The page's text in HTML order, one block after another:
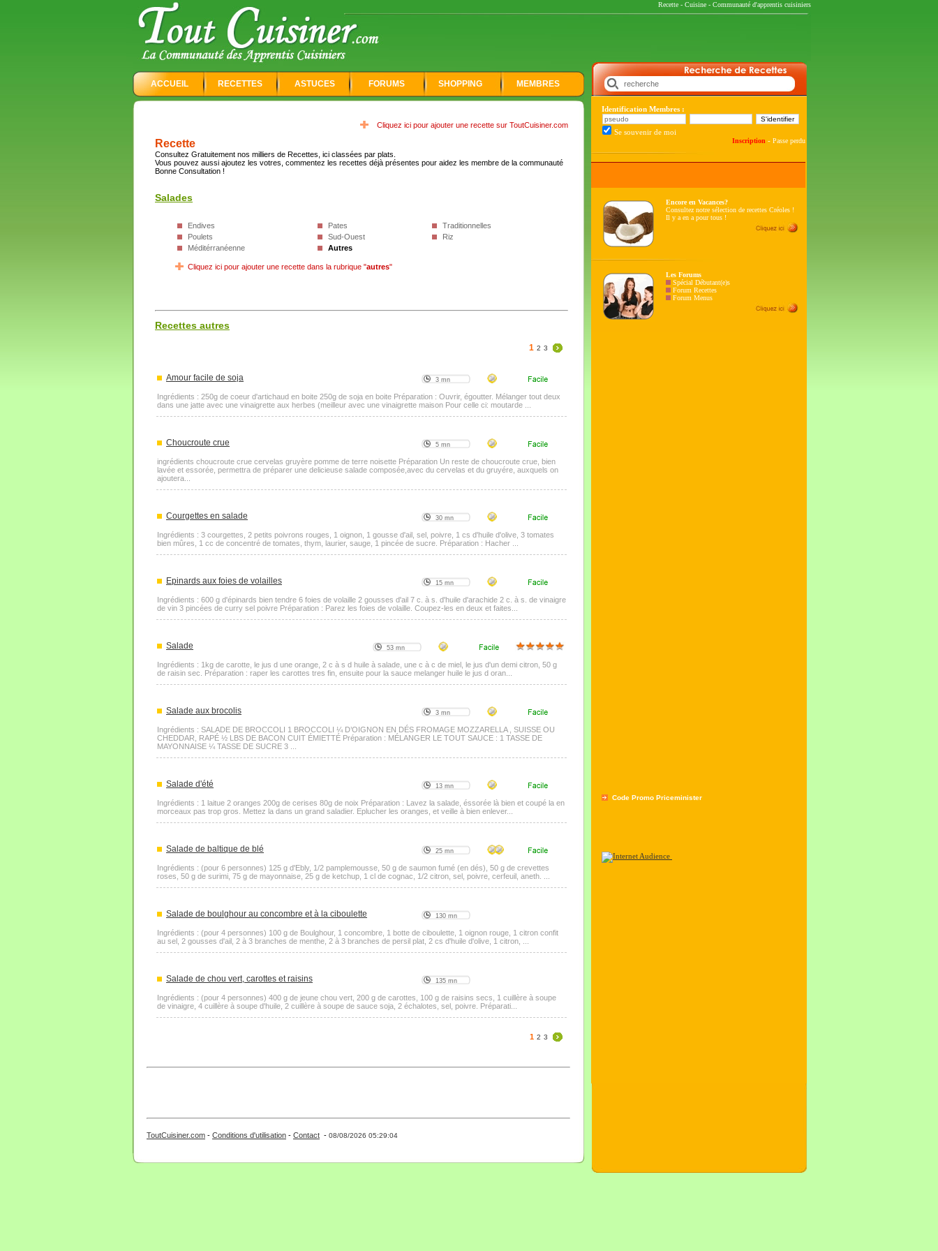
Recette - Cuisine - Communauté d'apprentis cuisiniers
ACCUEIL RECETTES ASTUCES FORUMS SHOPPING MEMBRES
Identification Membres :
Se souvenir de moi
Inscription - Passe perdu
Encore en Vacances?
Consultez notre sélection de recettes Créoles !
Il y a en a pour tous !
Les Forums
Spécial Débutant(e)s
Forum Recettes
Forum Menus
Cliquez ici pour ajouter une recette sur ToutCuisiner.com
Recette
Consultez Gratuitement nos milliers de Recettes, ici classées par plats.
Vous pouvez aussi ajoutez les votres, commentez les recettes déjà présentes pour aidez les membre de la communauté
Bonne Consultation !
Salades
Endives Pates
Traditionnelles
Poulets
Sud-Ouest
Riz
Méditérranéenne
Autres
Cliquez ici pour ajouter une recette dans la rubrique "autres"
Recettes autres
1 2 3
Amour facile de soja 3 mn
Ingrédients : 250g de coeur d'artichaud en boite 250g de soja en boite Préparation : Ouvrir, égoutter. Mélanger tout deux
dans une jatte avec une vinaigrette aux herbes (meilleur avec une vinaigrette maison Pour celle ci: moutarde ...
Choucroute crue 5 mn
ingrédients choucroute crue cervelas gruyère pomme de terre noisette Préparation Un reste de choucroute crue, bien
lavée et essorée, permettra de préparer une delicieuse salade composée,avec du cervelas et du gruyére, auxquels on
ajoutera...
Courgettes en salade 30 mn
Ingrédients : 3 courgettes, 2 petits poivrons rouges, 1 oignon, 1 gousse d'ail, sel, poivre, 1 cs d'huile d'olive, 3 tomates
bien mûres, 1 cc de concentré de tomates, thym, laurier, sauge, 1 pincée de sucre. Préparation : Hacher ...
Epinards aux foies de volailles 15 mn
Ingrédients : 600 g d'épinards bien tendre 6 foies de volaille 2 gousses d'ail 7 c. à s. d'huile d'arachide 2 c. à s. de vinaigre
de vin 3 pincées de curry sel poivre Préparation : Parez les foies de volaille. Coupez-les en deux et faites...
Salade 53 mn
Ingrédients : 1kg de carotte, le jus d une orange, 2 c à s d huile à salade, une c à c de miel, le jus d'un demi citron, 50 g
de raisin sec. Préparation : raper les carottes tres fin, ensuite pour la sauce melanger huile le jus d oran...
Salade aux brocolis 3 mn
Ingrédients : SALADE DE BROCCOLI 1 BROCCOLI ¼ D’OIGNON EN DÉS FROMAGE MOZZARELLA , SUISSE OU
CHEDDAR, RAPÉ ½ LBS DE BACON CUIT ÉMIETTÉ Préparation : MÉLANGER LE TOUT SAUCE : 1 TASSE DE
MAYONNAISE ¼ TASSE DE SUCRE 3 ...
Salade d'été 13 mn
Ingrédients : 1 laitue 2 oranges 200g de cerises 80g de noix Préparation : Lavez la salade, éssorée là bien et coupé la en
morceaux pas trop gros. Mettez la dans un grand saladier. Eplucher les oranges, et veille à bien enlever...
Salade de baltique de blé 25 mn
Ingrédients : (pour 6 personnes) 125 g d'Ebly, 1/2 pamplemousse, 50 g de saumon fumé (en dés), 50 g de crevettes
roses, 50 g de surimi, 75 g de mayonnaise, 25 g de ketchup, 1 cl de cognac, 1/2 citron, sel, poivre, cerfeuil, aneth. ...
Salade de boulghour au concombre et à la ciboulette 130 mn
Ingrédients : (pour 4 personnes) 100 g de Boulghour, 1 concombre, 1 botte de ciboulette, 1 oignon rouge, 1 citron confit
au sel, 2 gousses d'ail, 2 à 3 branches de menthe, 2 à 3 branches de persil plat, 2 cs d'huile d'olive, 1 citron, ...
Salade de chou vert, carottes et raisins 135 mn
Ingrédients : (pour 4 personnes) 400 g de jeune chou vert, 200 g de carottes, 100 g de raisins secs, 1 cuillère à soupe
de vinaigre, 4 cuillère à soupe d'huile, 2 cuillère à soupe de sauce soja, 2 échalotes, sel, poivre. Préparati...
1 2 3
ToutCuisiner.com - Conditions d'utilisation - Contact - 08/08/2026 05:29:04
Code Promo Priceminister